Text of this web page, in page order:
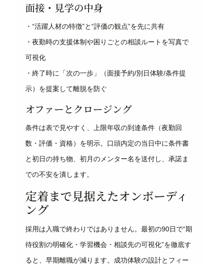
面接・見学の中身
・“活躍人材の特徴”と“評価の観点”を先に共有
・夜勤時の支援体制や困りごとの相談ルートを写真で
可視化
・終了時に「次の一歩」（面接予約/別日体験/条件提
示）を提案して離脱を防ぐ
オファーとクロージング
条件は表で見やすく、上限年収の到達条件（夜勤回
数・評価・資格）を明示。口頭内定の当日中に条件書
と初日の持ち物、初月のメンター名を送付し、承諾ま
での不安を潰します。
定着まで見据えたオンボーディ
ング
採用は入職で終わりではありません。最初の90日で“期
待役割の明確化・学習機会・相談先の可視化”を徹底す
ると、早期離職が減ります。成功体験の設計とフィー